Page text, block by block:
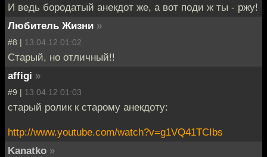
И ведь бородатый анекдот же, а вот поди ж ты - ржу!
Любитель Жизни »
#8 | 13.04.12 01:02
Старый, но отличный!!
affigi »
#9 | 13.04.12 01:03
старый ролик к старому анекдоту:
http://www.youtube.com/watch?v=g1VQ41TCIbs
Kanatko »